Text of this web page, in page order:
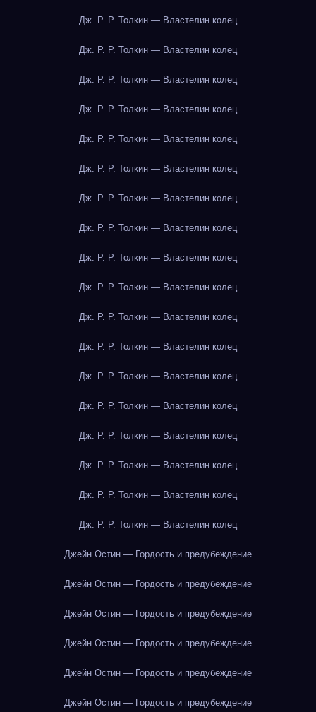
Дж. Р. Р. Толкин — Властелин колец
Дж. Р. Р. Толкин — Властелин колец
Дж. Р. Р. Толкин — Властелин колец
Дж. Р. Р. Толкин — Властелин колец
Дж. Р. Р. Толкин — Властелин колец
Дж. Р. Р. Толкин — Властелин колец
Дж. Р. Р. Толкин — Властелин колец
Дж. Р. Р. Толкин — Властелин колец
Дж. Р. Р. Толкин — Властелин колец
Дж. Р. Р. Толкин — Властелин колец
Дж. Р. Р. Толкин — Властелин колец
Дж. Р. Р. Толкин — Властелин колец
Дж. Р. Р. Толкин — Властелин колец
Дж. Р. Р. Толкин — Властелин колец
Дж. Р. Р. Толкин — Властелин колец
Дж. Р. Р. Толкин — Властелин колец
Дж. Р. Р. Толкин — Властелин колец
Дж. Р. Р. Толкин — Властелин колец
Джейн Остин — Гордость и предубеждение
Джейн Остин — Гордость и предубеждение
Джейн Остин — Гордость и предубеждение
Джейн Остин — Гордость и предубеждение
Джейн Остин — Гордость и предубеждение
Джейн Остин — Гордость и предубеждение